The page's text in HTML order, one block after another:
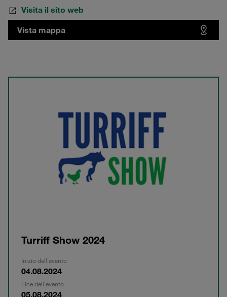
Turriff Show 2024
Inizio dell'evento
04.08.2024
Fine dell'evento
05.08.2024
Visita il sito web
Vista mappa